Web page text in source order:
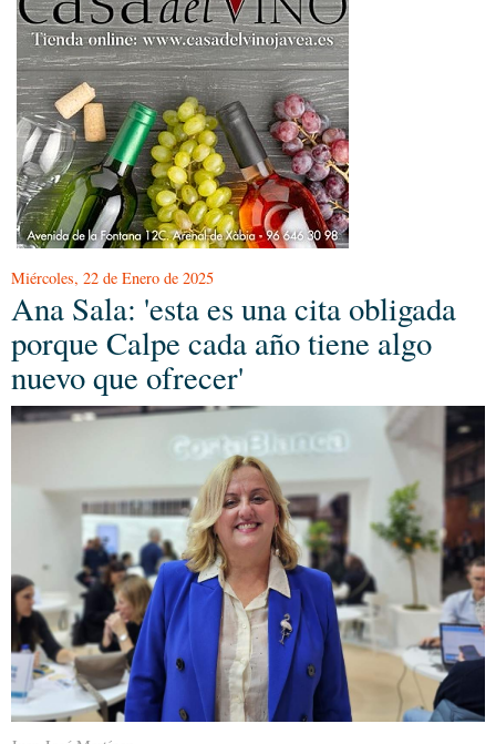
Miércoles, 22 de Enero de 2025
Ana Sala: 'esta es una cita obligada
porque Calpe cada año tiene algo
nuevo que ofrecer'